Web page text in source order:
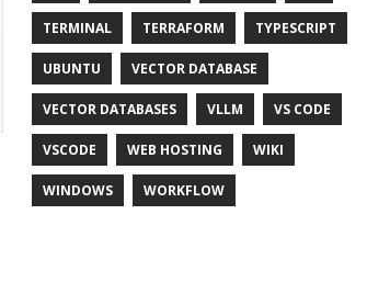
TERMINAL TERRAFORM TYPESCRIPT
UBUNTU VECTOR DATABASE
VECTOR DATABASES VLLM VS CODE
VSCODE WEB HOSTING WIKI
WINDOWS WORKFLOW